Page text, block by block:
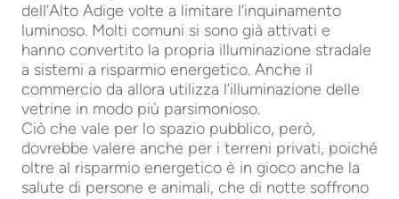
dell’Alto Adige volte a limitare l’inquinamento
luminoso. Molti comuni si sono già attivati e
hanno convertito la propria illuminazione stradale
a sistemi a risparmio energetico. Anche il
commercio da allora utilizza l’illuminazione delle
vetrine in modo più parsimonioso.
Ciò che vale per lo spazio pubblico, però,
dovrebbe valere anche per i terreni privati, poiché
oltre al risparmio energetico è in gioco anche la
salute di persone e animali, che di notte soffrono